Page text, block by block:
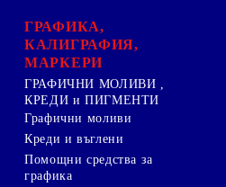
ГРАФИКА,
КАЛИГРАФИЯ,
МАРКЕРИ
ГРАФИЧНИ МОЛИВИ ,
КРЕДИ и ПИГМЕНТИ
Графични моливи
Креди и въглени
Помощни средства за
графика